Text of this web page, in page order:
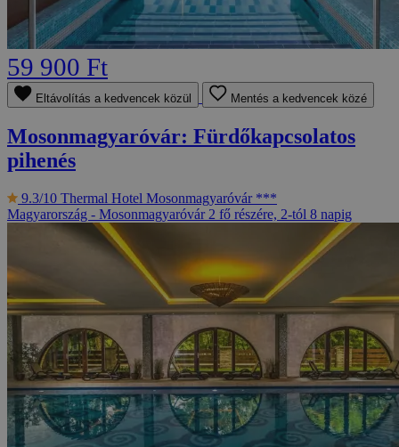
59 900 Ft
Eltávolítás a kedvencek közül Mentés a kedvencek közé
Mosonmagyaróvár: Fürdőkapcsolatos
pihenés
9.3/10 Thermal Hotel Mosonmagyaróvár ***
Magyarország - Mosonmagyaróvár 2 fő részére, 2-tól 8 napig